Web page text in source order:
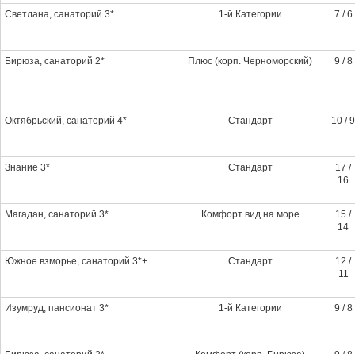
Светлана, санаторий 3* 1-й Категории 7 / 6
Бирюза, санаторий 2* Плюс (корп. Черноморский) 9 / 8
Октябрьский, санаторий 4* Стандарт 10 / 9
Знание 3* Стандарт
17 /
16
Магадан, санаторий 3* Комфорт вид на море
15 /
14
Южное взморье, санаторий 3*+ Стандарт
12 /
11
Изумруд, пансионат 3* 1-й Категории 9 / 8